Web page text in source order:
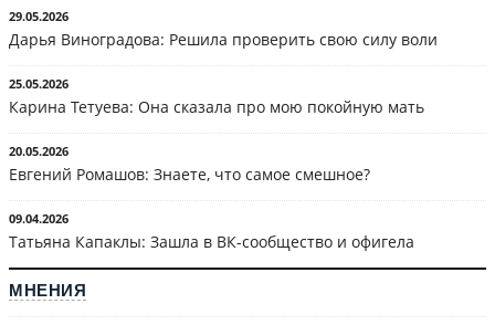
29.05.2026
Дарья Виноградова: Решила проверить свою силу воли
25.05.2026
Карина Тетуева: Она сказала про мою покойную мать
20.05.2026
Евгений Ромашов: Знаете, что самое смешное?
09.04.2026
Татьяна Капаклы: Зашла в ВК-сообщество и офигела
МНЕНИЯ